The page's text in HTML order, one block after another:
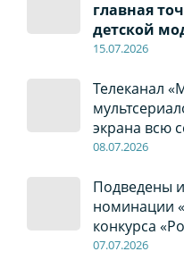
главная
детской
15.07.2026
Телеканал
экрана всю
08.07.2026
Подведены
номинации
конкурса
07.07.2026